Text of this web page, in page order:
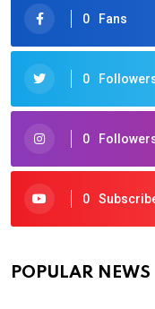
0 Fans
0
0
0
POPULAR NEWS